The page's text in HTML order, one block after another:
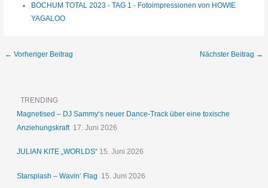
BOCHUM TOTAL 2023 - TAG 1 - Fotoimpressionen von HOWIE
YAGALOO
← Vorheriger Beitrag Nächster Beitrag →
TRENDING
Magnetised – DJ Sammy‘s neuer Dance-Track über eine toxische
Anziehungskraft 17. Juni 2026
JULIAN KITE „WORLDS“ 15. Juni 2026
Starsplash – Wavin‘ Flag 15. Juni 2026